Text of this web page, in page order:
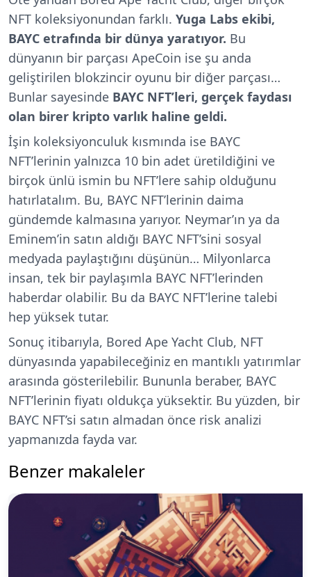
NFT koleksiyonundan farklı. Yuga Labs ekibi,
BAYC etrafında bir dünya yaratıyor. Bu
dünyanın bir parçası ApeCoin ise şu anda
geliştirilen blokzincir oyunu bir diğer parçası…
Bunlar sayesinde BAYC NFT’leri, gerçek faydası
olan birer kripto varlık haline geldi.
İşin koleksiyonculuk kısmında ise BAYC
NFT’lerinin yalnızca 10 bin adet üretildiğini ve
birçok ünlü ismin bu NFT’lere sahip olduğunu
hatırlatalım. Bu, BAYC NFT’lerinin daima
gündemde kalmasına yarıyor. Neymar’ın ya da
Eminem’in satın aldığı BAYC NFT’sini sosyal
medyada paylaştığını düşünün… Milyonlarca
insan, tek bir paylaşımla BAYC NFT’lerinden
haberdar olabilir. Bu da BAYC NFT’lerine talebi
hep yüksek tutar.
Sonuç itibarıyla, Bored Ape Yacht Club, NFT
dünyasında yapabileceğiniz en mantıklı yatırımlar
arasında gösterilebilir. Bununla beraber, BAYC
NFT’lerinin fiyatı oldukça yüksektir. Bu yüzden, bir
BAYC NFT’si satın almadan önce risk analizi
yapmanızda fayda var.
Benzer makaleler